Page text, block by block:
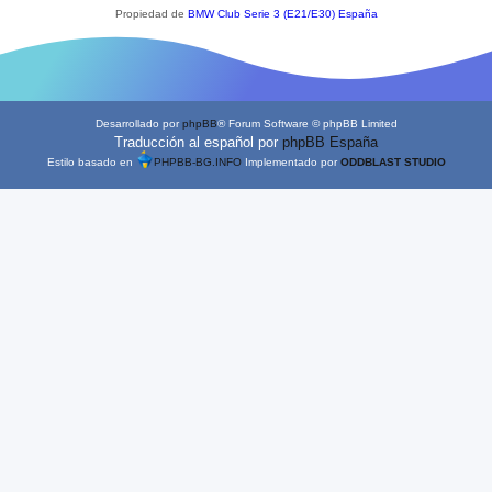
Propiedad de BMW Club Serie 3 (E21/E30) España
Desarrollado porphpBB® Forum Software © phpBB Limited
Traducción al español por phpBB España
Estilo basado en PHPBB-BG.INFOImplementado porODDBLAST STUDIO